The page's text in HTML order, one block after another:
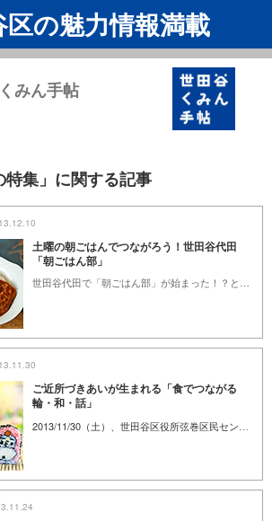
の魅力情報満載
みん手帖
特集」に関する記事
土曜の朝ごはんでつながろう！世田谷代田
「朝ごはん部」
ご近所づきあいが生まれる「食でつながる
輪・和・話」